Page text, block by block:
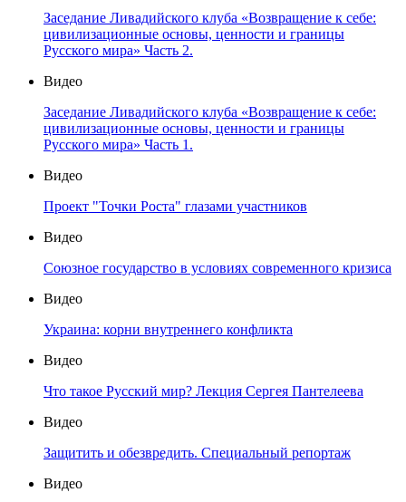
Заседание Ливадийского клуба «Возвращение к себе:
цивилизационные основы, ценности и границы
Русского мира» Часть 2.
Видео
Заседание Ливадийского клуба «Возвращение к себе:
цивилизационные основы, ценности и границы
Русского мира» Часть 1.
Видео
Проект "Точки Роста" глазами участников
Видео
Союзное государство в условиях современного кризиса
Видео
Украина: корни внутреннего конфликта
Видео
Что такое Русский мир? Лекция Сергея Пантелеева
Видео
Защитить и обезвредить. Специальный репортаж
Видео